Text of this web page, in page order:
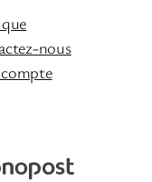
nous